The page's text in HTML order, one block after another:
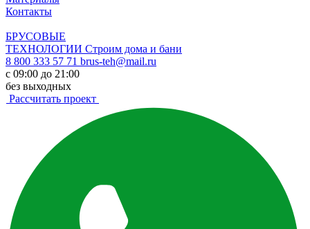
Контакты
БРУСОВЫЕ
ТЕХНОЛОГИИ Строим дома и бани
8 800 333 57 71 brus-teh@mail.ru
с 09:00 до 21:00
без выходных
Рассчитать проект